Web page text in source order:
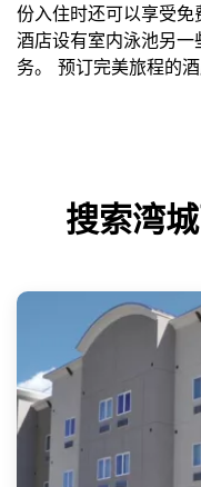
份入住时还可以享受
酒店设有室内泳池另
务。 预订完美旅程的
搜索湾